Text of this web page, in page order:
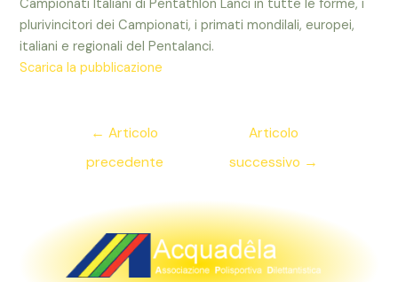
Campionati Italiani di Pentathlon Lanci in tutte le forme, i
plurivincitori dei Campionati, i primati mondilali, europei,
italiani e regionali del Pentalanci.
Scarica la pubblicazione
Navigazione
← Articolo
precedente
Articolo
successivo →